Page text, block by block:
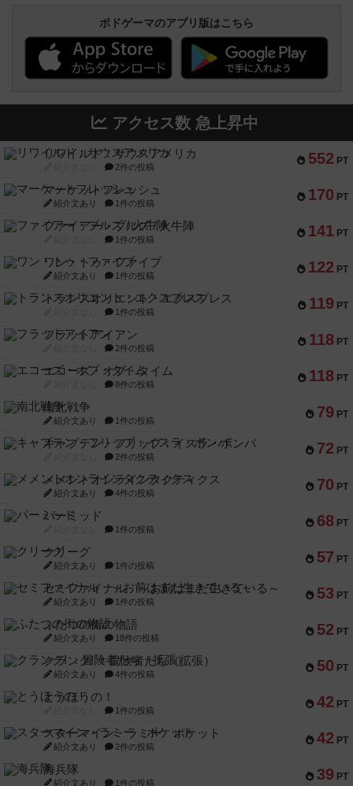
ボドゲーマのアプリ版はこちら
アクセス数 急上昇中
552 PT
リワイルド：サウスアメリカ
2件の投稿
170 PT
マーケットフレッシュ
紹介文あり 1件の投稿
141 PT
ファイアー・ブルズ / 火牛陣
1件の投稿
122 PT
ワン・トゥ・ファイブ
紹介文あり 1件の投稿
119 PT
トランスオリエント・エクスプレス
1件の投稿
118 PT
フラットアイアン
2件の投稿
118 PT
エコーズ・オブ・タイム
8件の投稿
79 PT
南北戦争
紹介文あり 1件の投稿
72 PT
キャプテン・フリップ：イスラ・ボンバ
2件の投稿
70 PT
メメントオンラインタクティクス
紹介文あり 4件の投稿
68 PT
パーミッド
1件の投稿
57 PT
クリーグ
紹介文あり 1件の投稿
53 PT
セミファイナル ～お前はまだ生きている～
紹介文あり 1件の投稿
52 PT
ふたつの街の物語
紹介文あり 18件の投稿
50 PT
クランク! ：冒険者たち（拡張）
紹介文あり 4件の投稿
42 PT
とうほうの！
1件の投稿
42 PT
スターマイン・ラミー ポケット
紹介文あり 2件の投稿
39 PT
海兵隊
紹介文あり 1件の投稿